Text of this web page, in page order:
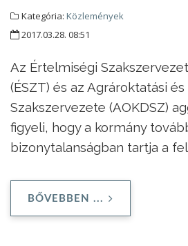
Kategória: Közlemények
2017.03.28. 08:51
Az Értelmiségi
(ÉSZT) és az Agrároktatási
Szakszervezete (AOKDSZ)
figyeli, hogy a kormány
bizonytalanságban tartja a
BŐVEBBEN ...